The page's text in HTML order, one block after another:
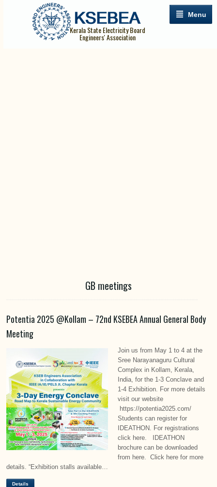
Menu
Kerala State Electricity Board
Engineers' Association
GB meetings
Potentia 2025 @Kollam – 72nd KSEBEA Annual General Body
Meeting
Join us from May 1 to 4 at the
Sree Narayanaguru Cultural
Complex in Kollam, Kerala,
India, for the 1-3 Conclave and
1-4 Exhibition. For more details
visit our website
https://potentia2025.com/
Students can register for
IDEATHON. For registrations
click here. IDEATHON
brochure can be downloaded
from here. Click here for more
details. “Exhibition stalls available…
Details